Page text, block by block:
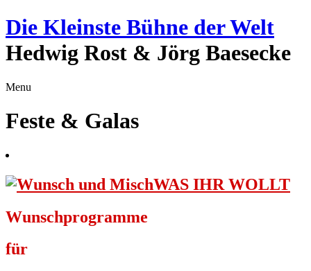
Die Kleinste Bühne der Welt
Hedwig Rost & Jörg Baesecke
Menu
Feste & Galas
WAS IHR WOLLT
Wunschprogramme
für